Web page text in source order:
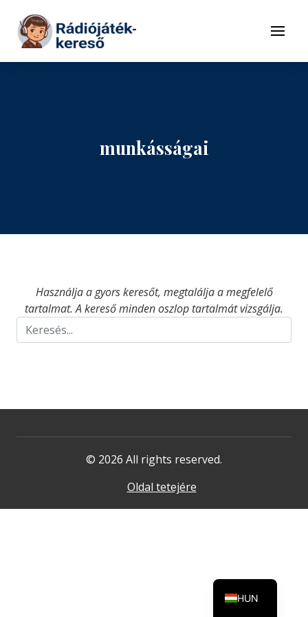
Tovább a tartalomhoz
Menü
munkásságai
Használja a gyors keresőt, megtalálja a megfelelő
tartalmat. A kereső minden oszlop tartalmát vizsgálja.
© 2026 All rights reserved.
Oldal tetejére
HUN